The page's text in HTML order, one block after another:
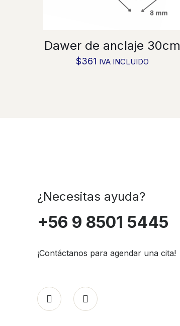
Dawer de anclaje 30cm
$361 IVA INCLUIDO
¿Necesitas ayuda?
+56 9 8501 5445
¡Contáctanos para agendar una cita!